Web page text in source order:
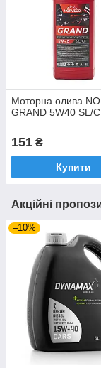
Моторна олива
GRAND 5W40 SL/
151 ₴
Купити
Акційні
–10%